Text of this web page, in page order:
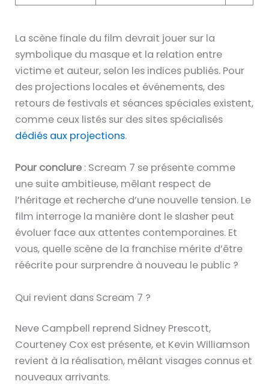
La scène finale du film devrait jouer sur la
symbolique du masque et la relation entre
victime et auteur, selon les indices publiés. Pour
des projections locales et événements, des
retours de festivals et séances spéciales existent,
comme ceux listés sur des sites spécialisés
dédiés aux projections.
Pour conclure : Scream 7 se présente comme
une suite ambitieuse, mêlant respect de
l’héritage et recherche d’une nouvelle tension. Le
film interroge la manière dont le slasher peut
évoluer face aux attentes contemporaines. Et
vous, quelle scène de la franchise mérite d’être
réécrite pour surprendre à nouveau le public ?
Qui revient dans Scream 7 ?
Neve Campbell reprend Sidney Prescott,
Courteney Cox est présente, et Kevin Williamson
revient à la réalisation, mêlant visages connus et
nouveaux arrivants.